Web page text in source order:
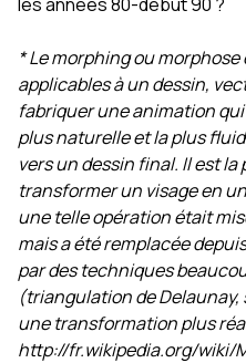
* Le morphing ou
applicables à un dessin,
fabriquer une animation
plus naturelle et la plus
vers un dessin final. Il est
transformer un visage en
une telle opération était
mais a été remplacée
par des techniques
(triangulation de
une transformation plus
http://fr.wikipedia.org/wiki/